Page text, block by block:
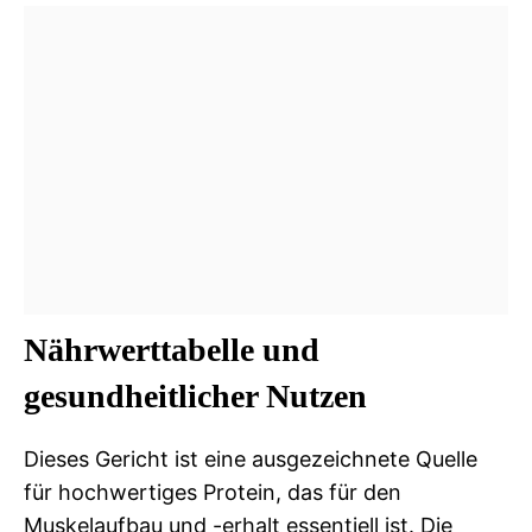
Nährwerttabelle und
gesundheitlicher Nutzen
Dieses Gericht ist eine ausgezeichnete Quelle
für hochwertiges Protein, das für den
Muskelaufbau und -erhalt essentiell ist. Die